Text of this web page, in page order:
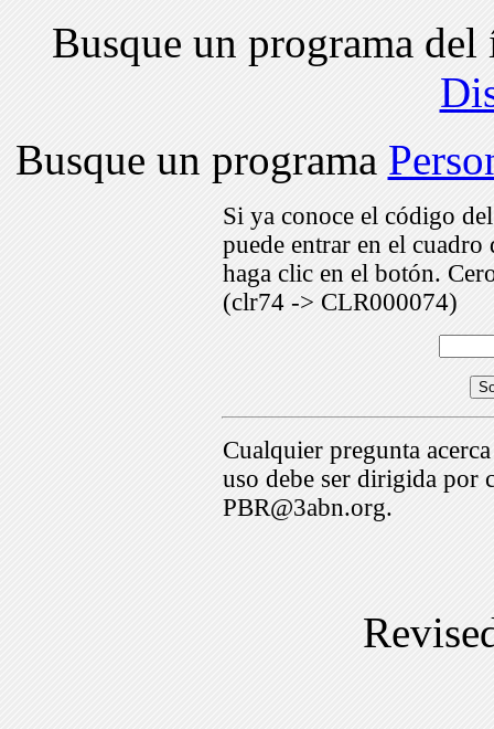
Busque un programa
Busque un programa
Si ya conoce el código
puede entrar en el
haga clic en el botón.
(clr74 -> CLR000074)
Cualquier pregunta
uso debe ser dirigida por
PBR@3abn.org.